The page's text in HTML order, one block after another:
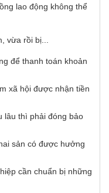
vừa rồi bị...
để thanh toán khoản
xã hội được nhận tiền
lâu thì phải đóng bảo
sản có được hưởng
cần chuẩn bị những